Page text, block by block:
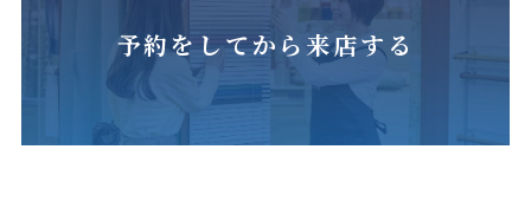
予約をしてから来店する